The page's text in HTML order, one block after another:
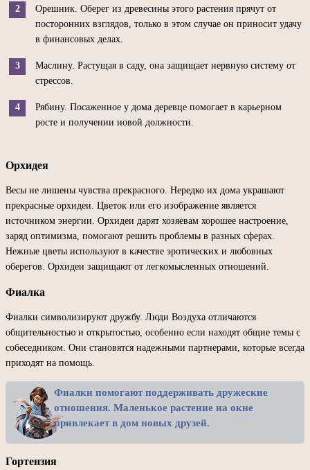
Орешник. Оберег из древесины этого растения прячут от
посторонних взглядов, только в этом случае он приносит удачу
в финансовых делах.
Маслину. Растущая в саду, она защищает нервную систему от
стрессов.
Рябину. Посаженное у дома деревце помогает в карьерном
росте и получении новой должности.
Орхидея
Весы не лишены чувства прекрасного. Нередко их дома украшают
прекрасные орхидеи. Цветок или его изображение является
источником энергии. Орхидеи дарят хозяевам хорошее настроение,
заряд оптимизма, помогают решить проблемы в разных сферах.
Нежные цветы используют в качестве эротических и любовных
оберегов. Орхидеи защищают от легкомысленных отношений.
Фиалка
Фиалки символизируют дружбу. Люди Воздуха отличаются
общительностью и открытостью, особенно если находят общие темы с
собеседником. Они становятся надежными партнерами, которые всегда
приходят на помощь.
Фиалки помогают поддерживать дружеские
отношения. Маленькое растение на окне
привлекает в дом новых друзей.
Гортензия